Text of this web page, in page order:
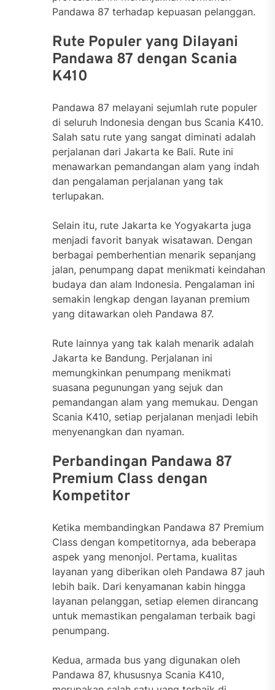
Pandawa 87 terhadap kepuasan pelanggan.
Rute Populer yang Dilayani
Pandawa 87 dengan Scania
K410
Pandawa 87 melayani sejumlah rute populer
di seluruh Indonesia dengan bus Scania K410.
Salah satu rute yang sangat diminati adalah
perjalanan dari Jakarta ke Bali. Rute ini
menawarkan pemandangan alam yang indah
dan pengalaman perjalanan yang tak
terlupakan.
Selain itu, rute Jakarta ke Yogyakarta juga
menjadi favorit banyak wisatawan. Dengan
berbagai pemberhentian menarik sepanjang
jalan, penumpang dapat menikmati keindahan
budaya dan alam Indonesia. Pengalaman ini
semakin lengkap dengan layanan premium
yang ditawarkan oleh Pandawa 87.
Rute lainnya yang tak kalah menarik adalah
Jakarta ke Bandung. Perjalanan ini
memungkinkan penumpang menikmati
suasana pegunungan yang sejuk dan
pemandangan alam yang memukau. Dengan
Scania K410, setiap perjalanan menjadi lebih
menyenangkan dan nyaman.
Perbandingan Pandawa 87
Premium Class dengan
Kompetitor
Ketika membandingkan Pandawa 87 Premium
Class dengan kompetitornya, ada beberapa
aspek yang menonjol. Pertama, kualitas
layanan yang diberikan oleh Pandawa 87 jauh
lebih baik. Dari kenyamanan kabin hingga
layanan pelanggan, setiap elemen dirancang
untuk memastikan pengalaman terbaik bagi
penumpang.
Kedua, armada bus yang digunakan oleh
Pandawa 87, khususnya Scania K410,